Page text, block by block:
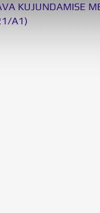
KUJUNDAMISE
A1)